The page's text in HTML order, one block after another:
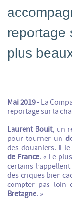
reportage
plus
Mai 2019- La
reportage sur la
Laurent Bouit, un
pour tourner un
des douaniers. Il
de France. « Le
certains
des criques bien
compter pas loin
Bretagne. »